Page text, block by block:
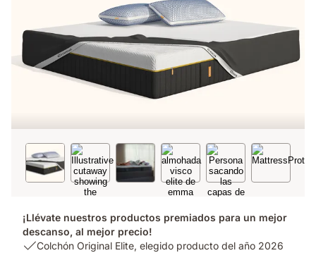
¡Llévate nuestros productos premiados para un mejor
descanso, al mejor precio!
USPColchón Original Elite, elegido producto del año 2026